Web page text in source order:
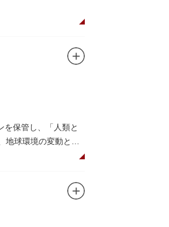
を保管し、「人類と
球環境の変動と生
リジナル映像を上映
でも楽しめる博物